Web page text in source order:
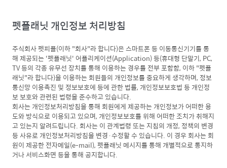
펫플래닛 개인정보 처리방침
주식회사 펫피플(이하 "회사"라 합니다)은 스마트폰 등 이동통신기기를 통
해 제공되는 '펫플래닛' 어플리케이션(Application) 등(휴대형 단말기, PC,
TV 등의 각종 유무선 장치를 통해 이용하는 경우를 전부 포함함, 이하 "펫플
래닛"라 합니다)을 이용하는 회원들의 개인정보를 중요하게 생각하며, 정보
통신망 이용촉진 및 정보보호에 등에 관한 법률, 개인정보보호법 등 개인정
보 보호와 관련된 법령을 준수하고 있습니다.
회사는 개인정보처리방침을 통해 회원에게 제공하는 개인정보가 어떠한 용
도와 방식으로 이용되고 있으며, 개인정보보호를 위해 어떠한 조치가 취해지
고 있는지 알려드립니다. 회사는 이 관계법령 또는 지침의 개정, 정책의 변경
등 사유로 개인정보처리방침을 변경·수정할 수 있습니다. 이 경우 회사는 회
원이 제공한 전자메일(e-mail), 펫플래닛 메시지를 통해 개별적으로 통지하
거나 서비스화면 등을 통해 공지합니다.